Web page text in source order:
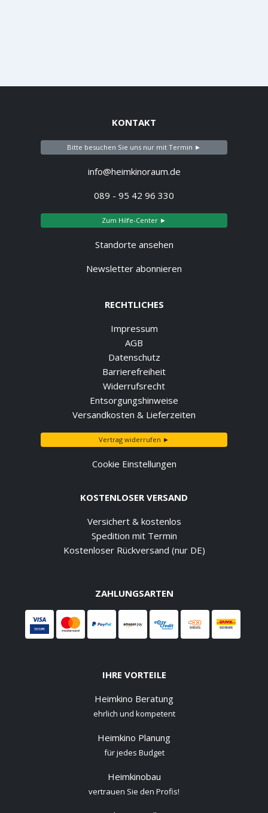
KONTAKT
Bitte besuchen Sie uns nur mit Termin ►
info@heimkinoraum.de
089 - 95 42 96 330
Zum Hilfe-Center ►
Standorte ansehen
Newsletter abonnieren
RECHTLICHES
Impressum
AGB
Datenschutz
Barrierefreiheit
Widerrufsrecht
Entsorgungshinweise
Versandkosten & Lieferzeiten
Vertrag widerrufen ►
Cookie Einstellungen
KOSTENLOSER VERSAND
Versichert & kostenlos
Spedition mit Termin
Kostenloser Rückversand (nur DE)
ZAHLUNGSARTEN
IHRE VORTEILE
Heimkino Beratung
ehrlich und kompetent
Heimkino Planung
für jedes Budget
Heimkinobau
vertrauen Sie den Profis!